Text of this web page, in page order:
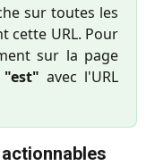
sur toutes les
cette URL. Pour
sur la page
"est" avec l'URL